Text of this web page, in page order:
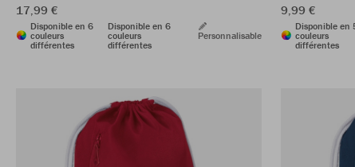
17,99 €
Disponible en 6
couleurs
différentes
Disponible en 6
couleurs
différentes
Personnalisable
9,99 €
Disponible en
couleurs
différentes